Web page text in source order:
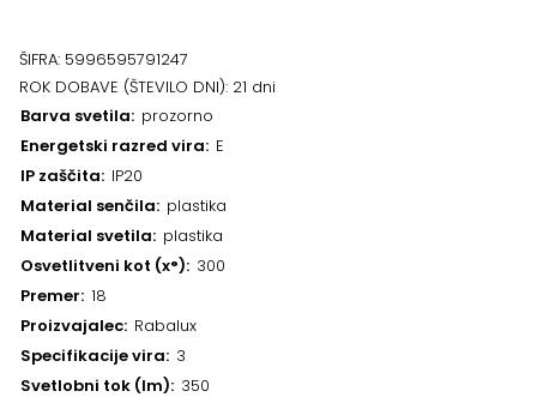
ŠIFRA: 5996595791247
ROK DOBAVE (ŠTEVILO DNI): 21 dni
Barva svetila prozorno
Energetski razred vira E
IP zaščita IP20
Material senčila plastika
Material svetila plastika
Osvetlitveni kot (x°) 300
Premer 18
Proizvajalec Rabalux
Specifikacije vira 3
Svetlobni tok (lm) 350